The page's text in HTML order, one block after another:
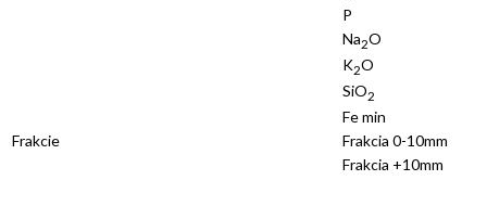
P
Na2O
K2O
SiO2
Fe min
Frakcie
Frakcia 0-10mm
Frakcia +10mm